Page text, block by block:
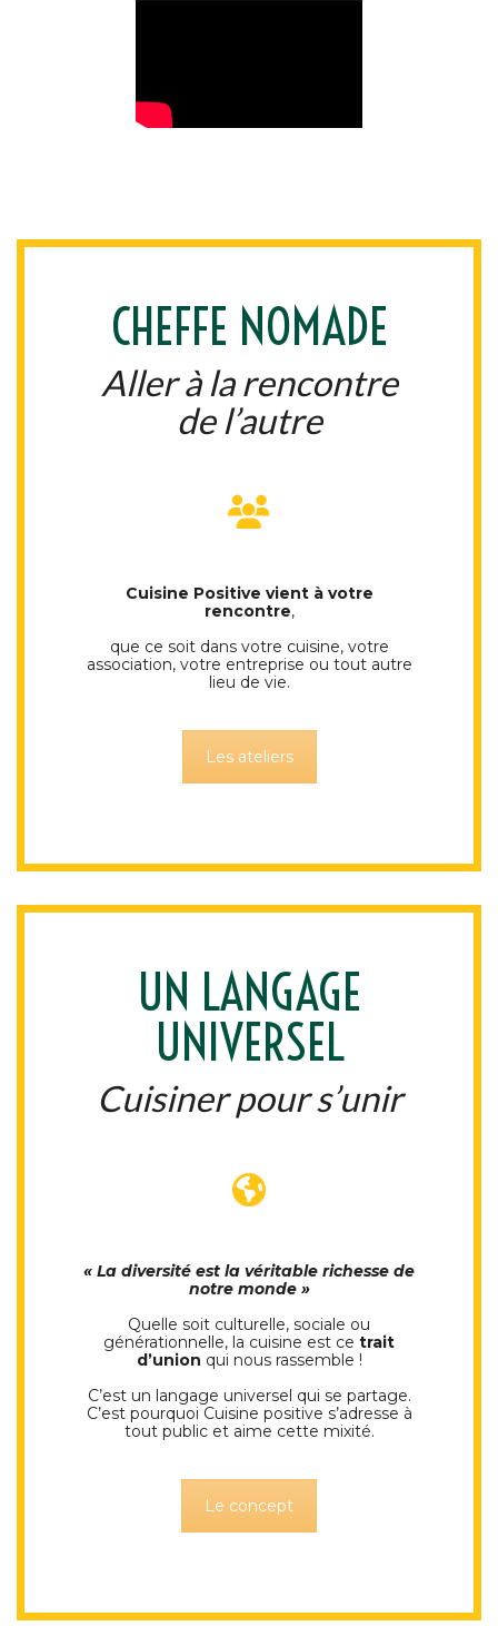
CHEFFE NOMADE
Aller à la rencontre
de l’autre
Cuisine Positive vient à votre
rencontre,
que ce soit dans votre cuisine, votre
association, votre entreprise ou tout autre
lieu de vie.
Les ateliers
UN LANGAGE
UNIVERSEL
Cuisiner pour s’unir
« La diversité est la véritable richesse de
notre monde »
Quelle soit culturelle, sociale ou
générationnelle, la cuisine est ce trait
d’union qui nous rassemble !
C’est un langage universel qui se partage.
C’est pourquoi Cuisine positive s’adresse à
tout public et aime cette mixité.
Le concept